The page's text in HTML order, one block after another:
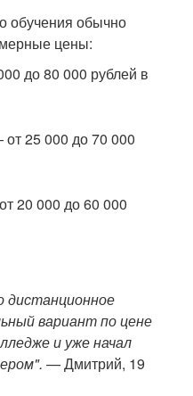
обучения обычно
цены:
до 80 000 рублей в
25 000 до 70 000
20 000 до 60 000
дистанционное
вариант по цене
и уже начал
— Дмитрий, 19